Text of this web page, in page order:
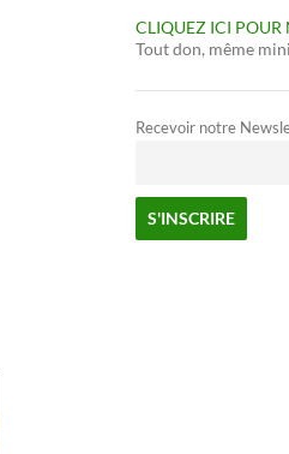
CLIQUEZ ICI POUR
Tout don, même
Recevoir notre